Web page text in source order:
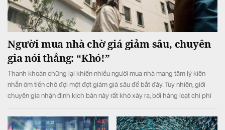
Người mua nhà chờ giá giảm sâu, chuyên
gia nói thẳng: “Khó!”
Thanh khoản chững lại khiến nhiều người mua nhà mang tâm lý kiên
nhẫn ôm tiền chờ đợi một đợt giảm giá sâu để bắt đáy. Tuy nhiên, giới
chuyên gia nhận định kịch bản này rất khó xảy ra, bởi hàng loạt chi phí